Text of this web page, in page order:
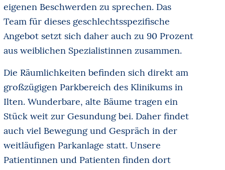
eigenen Beschwerden zu sprechen. Das
Team für dieses geschlechtsspezifische
Angebot setzt sich daher auch zu 90 Prozent
aus weiblichen Spezialistinnen zusammen.
Die Räumlichkeiten befinden sich direkt am
großzügigen Parkbereich des Klinikums in
Ilten. Wunderbare, alte Bäume tragen ein
Stück weit zur Gesundung bei. Daher findet
auch viel Bewegung und Gespräch in der
weitläufigen Parkanlage statt. Unsere
Patientinnen und Patienten finden dort